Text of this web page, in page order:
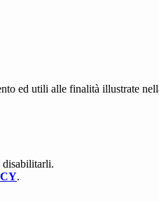
ed utili alle finalità illustrate
disabilitarli.
.